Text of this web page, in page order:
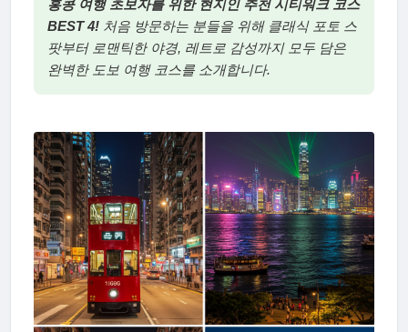
홍콩 여행 초보자를 위한 현지인 추천 시티워크 코스
BEST 4!처음 방문하는 분들을 위해 클래식 포토 스
팟부터 로맨틱한 야경, 레트로 감성까지 모두 담은
완벽한 도보 여행 코스를 소개합니다.